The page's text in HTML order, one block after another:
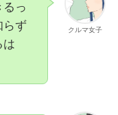
クルマ女子
っ
らず
は